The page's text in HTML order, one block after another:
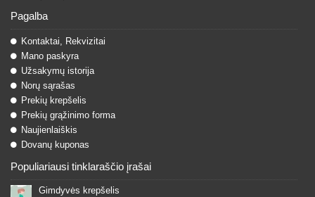
Pagalba
Kontaktai, Rekvizitai
Mano paskyra
Užsakymų istorija
Norų sąrašas
Prekių krepšelis
Prekių grąžinimo forma
Naujienlaiškis
Dovanų kuponas
Populiariausi tinklaraščio įrašai
Gimdyvės krepšelis